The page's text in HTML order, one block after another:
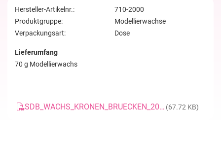
Hersteller-Artikelnr.:
710-2000
Produktgruppe:
Modellierwachse
Verpackungsart:
Dose
Lieferumfang
70 g Modellierwachs
SDB_WACHS_KRONEN_BRUECKEN_20160715_GB (67.72 KB)